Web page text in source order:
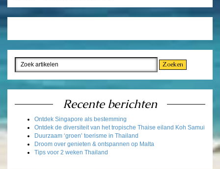
Recente berichten
Ontdek Singapore als bestemming
Ontdek de diversiteit van het tropische Thaise eiland Koh Samui
Duurzaam ‘groen’ toerisme in Thailand
Droom over genieten & ontspannen op Malta
Tips voor 2 weken Thailand